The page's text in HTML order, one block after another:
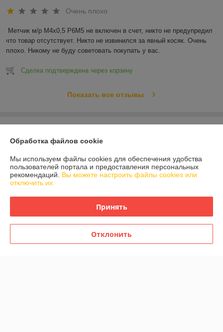
Очень плохо
Метчик м/р М4х0,5 Р6М5 не включен в счет, никто не предупредил
что товар отсутствует. Никто не извинился за явный косяк. Очень
плохо. Никому не буду советовать покупать у вас.
Сделка подтверждена через корзину
Показать все отзывы
Доставка и оплата
График работы
Политика обработки cookies
Обработка файлов cookie
Мы используем файлы cookies для обеспечения удобства
пользователей портала и предоставления персональных
рекомендаций. Вы можете настроить файлы cookies или
отключить их.
Принять
Отклонить